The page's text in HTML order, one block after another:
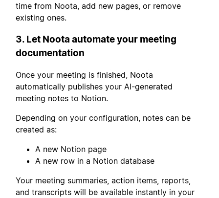
time from Noota, add new pages, or remove
existing ones.
3. Let Noota automate your meeting
documentation
Once your meeting is finished, Noota
automatically publishes your AI-generated
meeting notes to Notion.
Depending on your configuration, notes can be
created as:
A new Notion page
A new row in a Notion database
Your meeting summaries, action items, reports,
and transcripts will be available instantly in your